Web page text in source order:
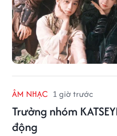
ÂM NHẠC 1 giờ trước
Trưởng nhóm
động